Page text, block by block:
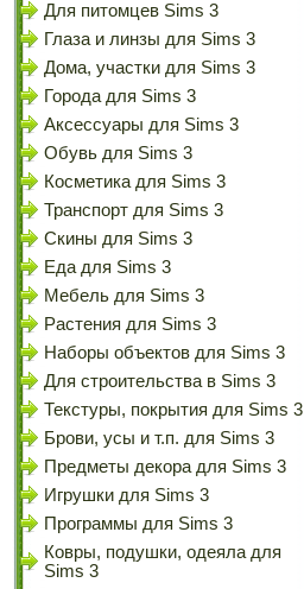
Для питомцев Sims 3
Глаза и линзы для Sims 3
Дома, участки для Sims 3
Города для Sims 3
Аксессуары для Sims 3
Обувь для Sims 3
Косметика для Sims 3
Транспорт для Sims 3
Скины для Sims 3
Еда для Sims 3
Мебель для Sims 3
Растения для Sims 3
Наборы объектов для Sims 3
Для строительства в Sims 3
Текстуры, покрытия для Sims 3
Брови, усы и т.п. для Sims 3
Предметы декора для Sims 3
Игрушки для Sims 3
Программы для Sims 3
Ковры, подушки, одеяла для
Sims 3